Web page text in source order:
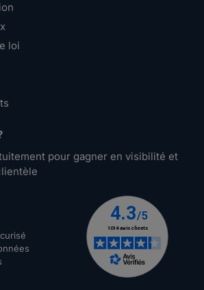
loi
pour gagner en visibilité et